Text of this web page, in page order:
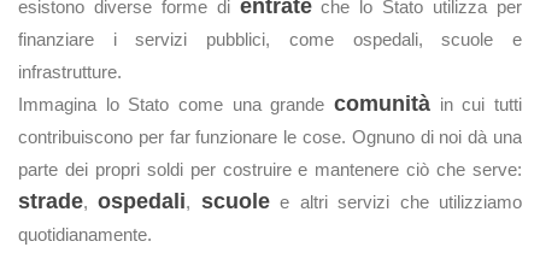
esistono diverse forme di entrateche lo Stato utilizza per
finanziare i servizi pubblici, come ospedali, scuole e
infrastrutture.
Immagina lo Stato come una grande comunità in cui tutti
contribuiscono per far funzionare le cose. Ognuno di noi dà una
parte dei propri soldi per costruire e mantenere ciò che serve:
strade,ospedali, scuolee altri servizi che utilizziamo
quotidianamente.